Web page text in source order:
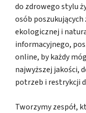
do zdrowego stylu
osób
ekologicznej i
informacyjnego,
online, by każdy
najwyższej jakości,
potrzeb i restrykcji
Tworzymy zespół,